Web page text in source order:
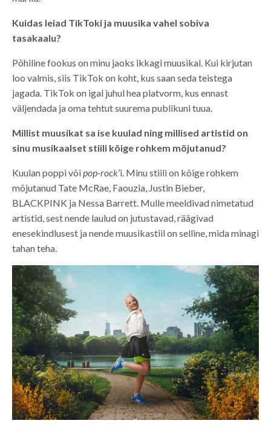
Kuidas leiad TikToki ja muusika vahel sobiva
tasakaalu?
Põhiline fookus on minu jaoks ikkagi muusikal. Kui kirjutan
loo valmis, siis TikTok on koht, kus saan seda teistega
jagada. TikTok on igal juhul hea platvorm, kus ennast
väljendada ja oma tehtut suurema publikuni tuua.
Millist muusikat sa ise kuulad ning millised artistid on
sinu musikaalset stiili kõige rohkem mõjutanud?
Kuulan poppi võipop-rock’i. Minu stiili on kõige rohkem
mõjutanud Tate McRae, Faouzia, Justin Bieber,
BLACKPINK ja Nessa Barrett. Mulle meeldivad nimetatud
artistid, sest nende laulud on jutustavad, räägivad
enesekindlusest ja nende muusikastiil on selline, mida minagi
tahan teha.